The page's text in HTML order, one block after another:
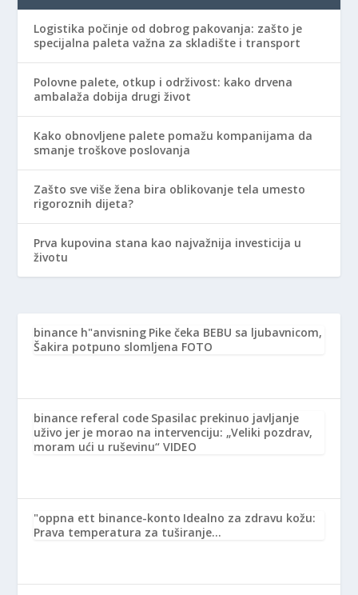
Logistika počinje od dobrog pakovanja: zašto je
specijalna paleta važna za skladište i transport
Polovne palete, otkup i održivost: kako drvena
ambalaža dobija drugi život
Kako obnovljene palete pomažu kompanijama da
smanje troškove poslovanja
Zašto sve više žena bira oblikovanje tela umesto
rigoroznih dijeta?
Prva kupovina stana kao najvažnija investicija u
životu
binance h"anvisning Pike čeka BEBU sa ljubavnicom,
Šakira potpuno slomljena FOTO
binance referal code Spasilac prekinuo javljanje
uživo jer je morao na intervenciju: „Veliki pozdrav,
moram ući u ruševinu“ VIDEO
"oppna ett binance-konto Idealno za zdravu kožu:
Prava temperatura za tuširanje…